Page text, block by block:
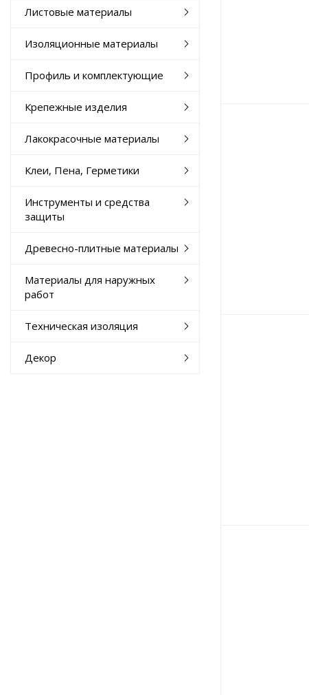
Листовые материалы
Изоляционные материалы
Профиль и комплектующие
Крепежные изделия
Лакокрасочные материалы
Клеи, Пена, Герметики
Инструменты и средства
защиты
Древесно-плитные материалы
Материалы для наружных
работ
Техническая изоляция
Декор